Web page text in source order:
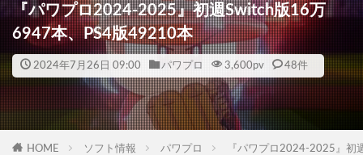
『パワプロ2024-2025』初週Switch版16万
6947本、PS4版49210本
2024年7月26日 09:00 パワプロ 3,600pv 48件
HOME ソフト情報 パワプロ 『パワプロ2024-2025』